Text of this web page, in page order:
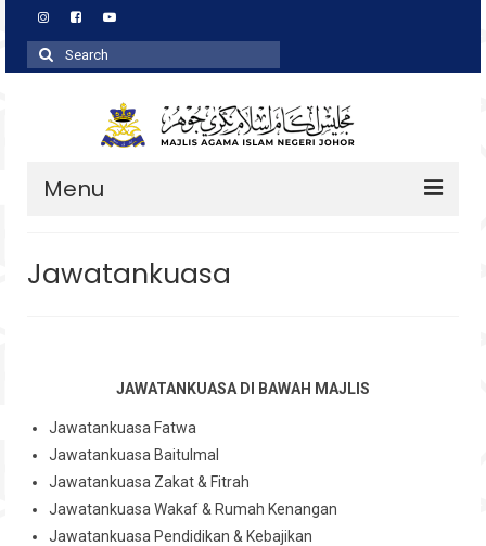
Search
for:
Menu
Baitulmal
Pembangunan Asnaf
Hubungi
Jawatankuasa
JAWATANKUASA DI BAWAH MAJLIS
Jawatankuasa Fatwa
Jawatankuasa Baitulmal
Jawatankuasa Zakat & Fitrah
Jawatankuasa Wakaf & Rumah Kenangan
Jawatankuasa Pendidikan & Kebajikan